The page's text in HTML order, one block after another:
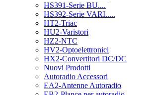
HS391-Serie BU....
HS392-Serie VARI.....
HT2-Triac
HU2-Varistori
HZ2-NTC
HV2-Optoelettronici
HX2-Convertitori DC/DC
Nuovi Prodotti
Autoradio Accessori
EA2-Antenne Autoradio